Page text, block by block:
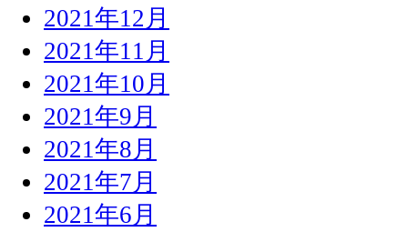
2021年12月
2021年11月
2021年10月
2021年9月
2021年8月
2021年7月
2021年6月